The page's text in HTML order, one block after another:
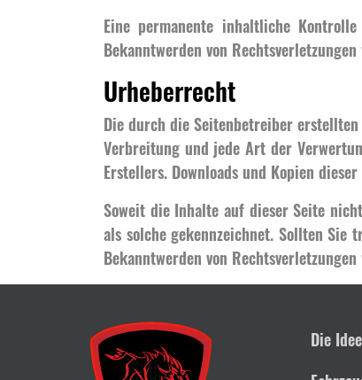
Eine permanente inhaltliche
Bekanntwerden von
Urheberrecht
Die durch die Seitenbetreiber
Verbreitung und jede Art der
Erstellers. Downloads und Kopien
Soweit die Inhalte auf dieser Seite
als solche gekennzeichnet. Sollten Sie
Bekanntwerden von
Die Idee